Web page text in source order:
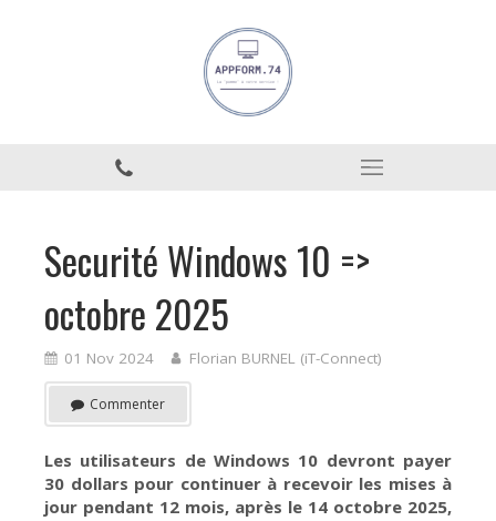
Securité Windows 10 =>
octobre 2025
01 Nov 2024 Florian BURNEL (iT-Connect)
Commenter
Les utilisateurs de Windows 10 devront payer
30 dollars pour continuer à recevoir les mises à
jour pendant 12 mois, après le 14 octobre 2025,